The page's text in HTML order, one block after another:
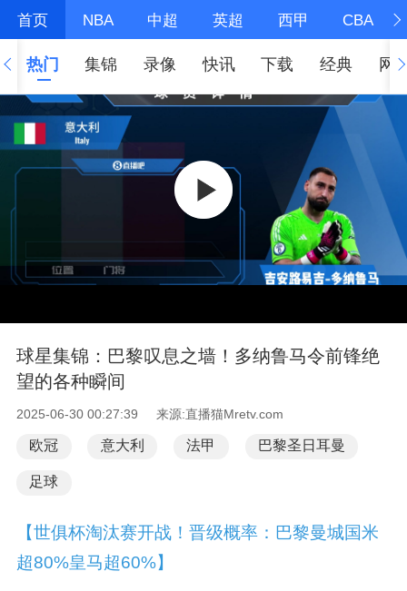
首页 NBA 中超 英超 西甲 CBA
热门 集锦 录像 快讯 下载 经典 网
球星集锦：巴黎叹息之墙！多纳鲁马令前锋绝
望的各种瞬间
2025-06-30 00:27:39 来源:直播猫Mretv.com
欧冠 意大利 法甲 巴黎圣日耳曼
足球
【世俱杯淘汰赛开战！晋级概率：巴黎曼城国米
超80%皇马超60%】